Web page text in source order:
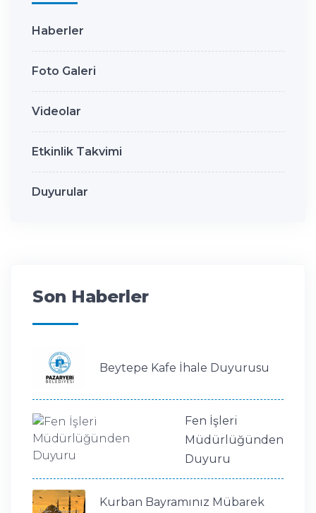
Haberler
Foto Galeri
Videolar
Etkinlik Takvimi
Duyurular
Son Haberler
Beytepe Kafe İhale Duyurusu
Fen İşleri
Müdürlüğünden
Duyuru
Kurban Bayramınız Mübarek